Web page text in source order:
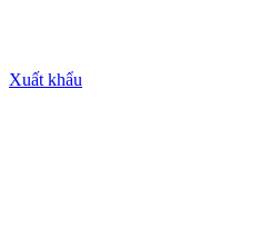
Xuất khẩu